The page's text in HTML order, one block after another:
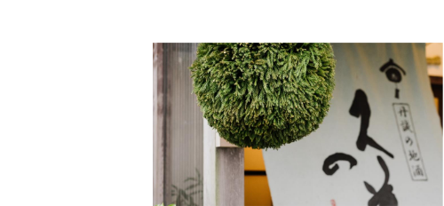
トでたどる歴史講座 ■催行時期：通年（火曜
日除く） ■受入可能時間：10：00～17：00で
ご希望をお聞かせください。 ■申込締切：５
日前